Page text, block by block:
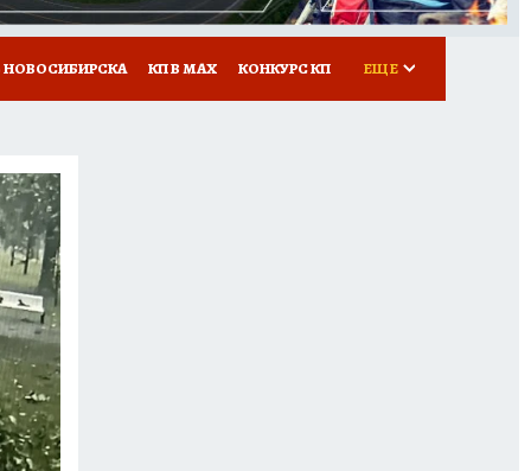
КП В МАХ КОНКУРС КП ЕЩЕ